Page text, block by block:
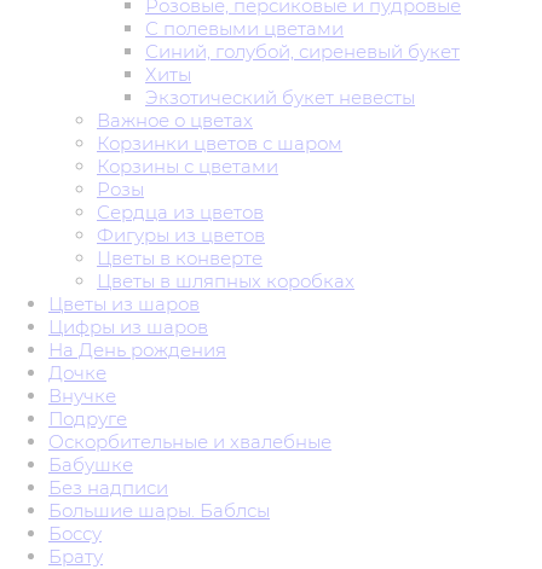
Розовые, персиковые и пудровые
С полевыми цветами
Синий, голубой, сиреневый букет
Хиты
Экзотический букет невесты
Важное о цветах
Корзинки цветов с шаром
Корзины с цветами
Розы
Сердца из цветов
Фигуры из цветов
Цветы в конверте
Цветы в шляпных коробках
Цветы из шаров
Цифры из шаров
На День рождения
Дочке
Внучке
Подруге
Оскорбительные и хвалебные
Бабушке
Без надписи
Большие шары. Баблсы
Боссу
Брату